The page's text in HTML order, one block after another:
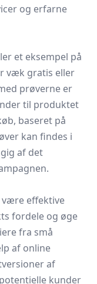
og erfarne
et eksempel på
væk gratis eller
prøverne er
til produktet
baseret på
kan findes i
af det
effektive
fordele og øge
fra små
af online
af
kunder